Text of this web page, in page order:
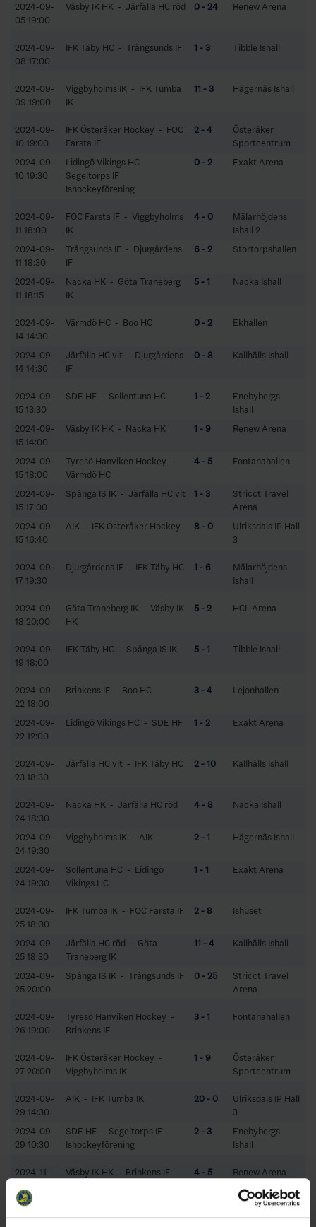
2024-09-
05 19:00
Väsby IK HK - Järfälla HC röd 0 - 24 Renew Arena
2024-09-
08 17:00
IFK Täby HC - Trångsunds IF 1 - 3 Tibble Ishall
2024-09-
09 19:00
Viggbyholms IK - IFK Tumba
IK
11 - 3 Hägernäs Ishall
2024-09-
10 19:00
IFK Österåker Hockey - FOC
Farsta IF
2 - 4
Österåker
Sportcentrum
2024-09-
10 19:30
Lidingö Vikings HC -
Segeltorps IF
Ishockeyförening
0 - 2 Exakt Arena
2024-09-
11 18:00
FOC Farsta IF - Viggbyholms
IK
4 - 0
Mälarhöjdens
Ishall 2
2024-09-
11 18:30
Trångsunds IF - Djurgårdens
IF
6 - 2 Stortorpshallen
2024-09-
11 18:15
Nacka HK - Göta Traneberg
IK
5 - 1 Nacka Ishall
2024-09-
14 14:30
Värmdö HC - Boo HC 0 - 2 Ekhallen
2024-09-
14 14:30
Järfälla HC vit - Djurgårdens
IF
0 - 8 Kallhälls Ishall
2024-09-
15 13:30
SDE HF - Sollentuna HC 1 - 2
Enebybergs
Ishall
2024-09-
15 14:00
Väsby IK HK - Nacka HK 1 - 9 Renew Arena
2024-09-
15 18:00
Tyresö Hanviken Hockey -
Värmdö HC
4 - 5 Fontanahallen
2024-09-
15 17:00
Spånga IS IK - Järfälla HC vit 1 - 3
Stricct Travel
Arena
2024-09-
15 16:40
AIK - IFK Österåker Hockey 8 - 0
Ulriksdals IP Hall
3
2024-09-
17 19:30
Djurgårdens IF - IFK Täby HC 1 - 6
Mälarhöjdens
Ishall
2024-09-
18 20:00
Göta Traneberg IK - Väsby IK
HK
5 - 2 HCL Arena
2024-09-
19 18:00
IFK Täby HC - Spånga IS IK 5 - 1 Tibble Ishall
2024-09-
22 18:00
Brinkens IF - Boo HC 3 - 4 Lejonhallen
2024-09-
22 12:00
Lidingö Vikings HC - SDE HF 1 - 2 Exakt Arena
2024-09-
23 18:30
Järfälla HC vit - IFK Täby HC 2 - 10 Kallhälls Ishall
2024-09-
24 18:30
Nacka HK - Järfälla HC röd 4 - 8 Nacka Ishall
2024-09-
24 19:30
Viggbyholms IK - AIK 2 - 1 Hägernäs Ishall
2024-09-
24 19:30
Sollentuna HC - Lidingö
Vikings HC
1 - 1 Exakt Arena
2024-09-
25 18:00
IFK Tumba IK - FOC Farsta IF 2 - 8 Ishuset
2024-09-
25 18:30
Järfälla HC röd - Göta
Traneberg IK
11 - 4 Kallhälls Ishall
2024-09-
25 20:00
Spånga IS IK - Trångsunds IF 0 - 25
Stricct Travel
Arena
2024-09-
26 19:00
Tyresö Hanviken Hockey -
Brinkens IF
3 - 1 Fontanahallen
2024-09-
27 20:00
IFK Österåker Hockey -
Viggbyholms IK
1 - 9
Österåker
Sportcentrum
2024-09-
29 14:30
AIK - IFK Tumba IK 20 - 0
Ulriksdals IP Hall
3
2024-09-
29 10:30
SDE HF - Segeltorps IF
Ishockeyförening
2 - 3
Enebybergs
Ishall
2024-11-
Väsby IK HK - Brinkens IF 4 - 5 Renew Arena